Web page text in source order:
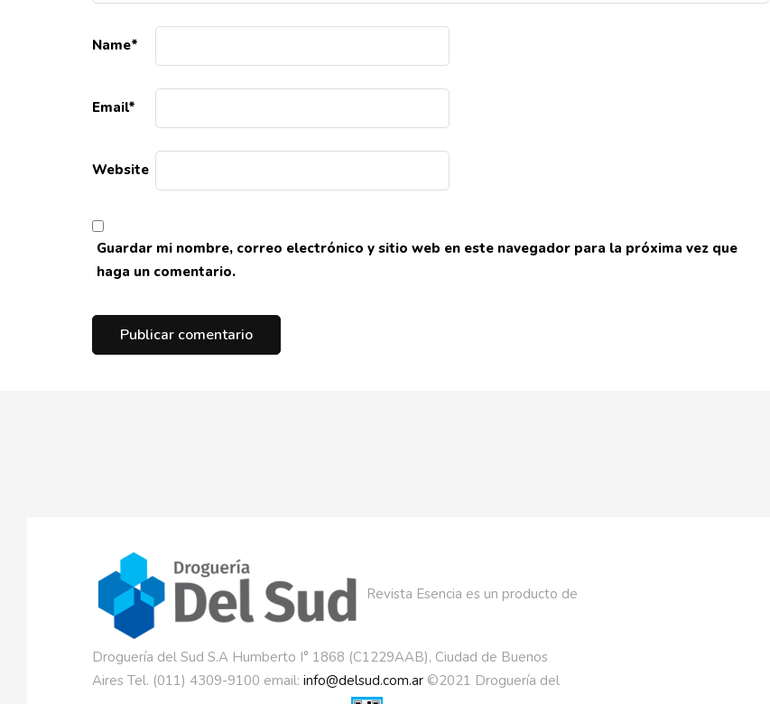
Name*
Email*
Website
Guardar mi nombre, correo electrónico y sitio web en este navegador para la próxima vez que
haga un comentario.
Revista Esencia es un producto de
Droguería del Sud S.A Humberto I° 1868 (C1229AAB), Ciudad de Buenos
Aires Tel. (011) 4309-9100 email: info@delsud.com.ar ©2021 Droguería del